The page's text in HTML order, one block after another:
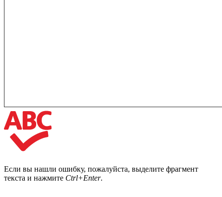
Если вы нашли ошибку, пожалуйста, выделите фрагмент
текста и нажмите Ctrl+Enter.